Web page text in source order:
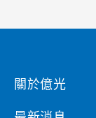
關於億光